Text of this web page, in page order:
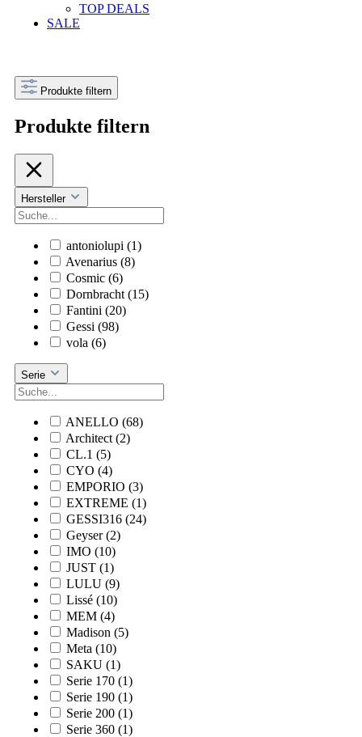
TOP DEALS
SALE
Produkte filtern
Produkte filtern
Hersteller
antoniolupi (1)
Avenarius (8)
Cosmic (6)
Dornbracht (15)
Fantini (20)
Gessi (98)
vola (6)
Serie
ANELLO (68)
Architect (2)
CL.1 (5)
CYO (4)
EMPORIO (3)
EXTREME (1)
GESSI316 (24)
Geyser(2)
IMO (10)
JUST (1)
LULU (9)
Lissé (10)
MEM (4)
Madison (5)
Meta (10)
SAKU (1)
Serie 170 (1)
Serie 190 (1)
Serie 200 (1)
Serie 360 (1)